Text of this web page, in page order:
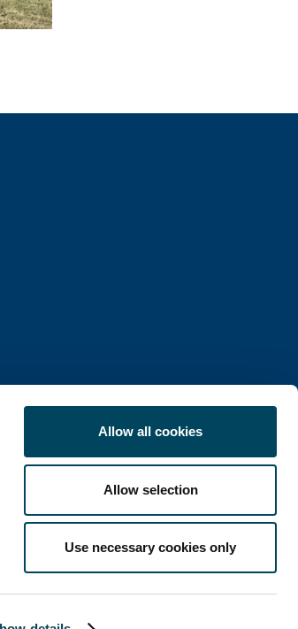
Allow all cookies
Allow selection
Use necessary cookies only
X
LinkedIn